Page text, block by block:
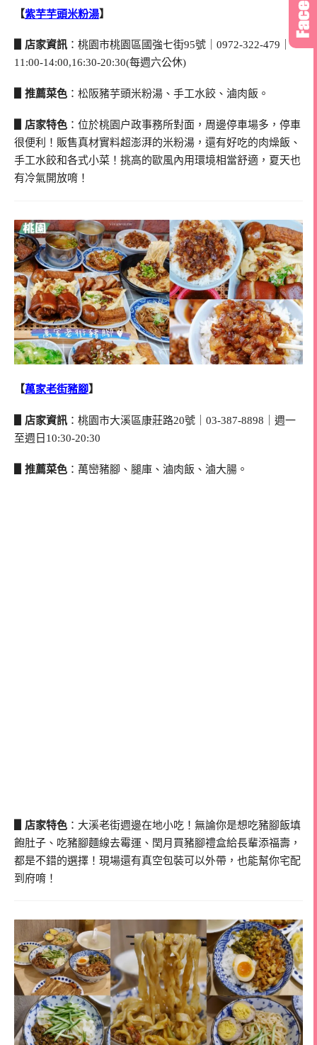
【紫芋芋頭米粉湯】
▋店家資訊 ：桃園市桃園區國強七街95號｜0972-322-479｜
11:00-14:00,16:30-20:30(每週六公休)
▋推薦菜色 ：松阪豬芋頭米粉湯、手工水餃、滷肉飯。
▋店家特色 ：位於桃園户政事務所對面，周邊停車場多，停車
很便利！販售真材實料超澎湃的米粉湯，還有好吃的肉燥飯、
手工水餃和各式小菜！挑高的歐風內用環境相當舒適，夏天也
有冷氣開放唷！
【萬家老街豬腳】
▋店家資訊 ：桃園市大溪區康莊路20號｜03-387-8898｜週一
至週日10:30-20:30
▋推薦菜色 ：萬巒豬腳、腿庫、滷肉飯、滷大腸。
▋店家特色 ：大溪老街週邊在地小吃！無論你是想吃豬腳飯填
飽肚子、吃豬腳麵線去霉運、閏月買豬腳禮盒給長輩添福壽，
都是不錯的選擇！現場還有真空包裝可以外帶，也能幫你宅配
到府唷！